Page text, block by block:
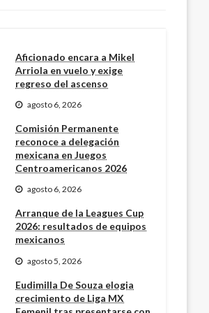
Aficionado encara a Mikel
Arriola en vuelo y exige
regreso del ascenso
agosto 6, 2026
Comisión Permanente
reconoce a delegación
mexicana en Juegos
Centroamericanos 2026
agosto 6, 2026
Arranque de la Leagues Cup
2026: resultados de equipos
mexicanos
agosto 5, 2026
Eudimilla De Souza elogia
crecimiento de Liga MX